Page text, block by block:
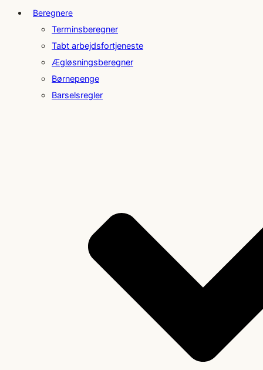
Beregnere
Terminsberegner
Tabt arbejdsfortjeneste
Ægløsningsberegner
Børnepenge
Barselsregler